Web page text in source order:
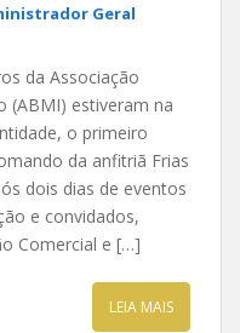
Geral
da Associação
(ABMI) estiveram na
o primeiro
da anfitriã Frias
dois dias de eventos
e convidados,
Comercial e […]
LEIA MAIS